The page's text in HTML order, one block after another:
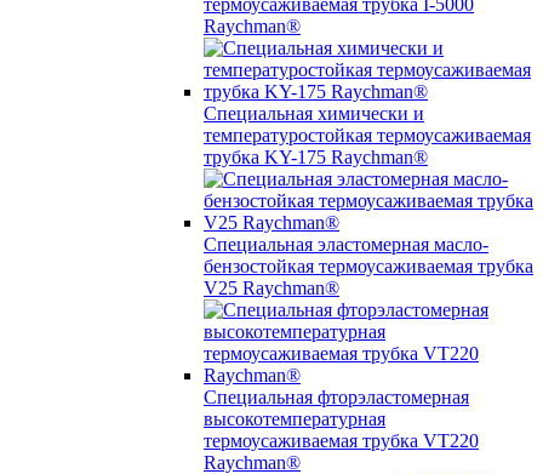
термоусаживаемая трубка I-5000
Raychman®
Специальная химически и
температуростойкая термоусаживаемая
трубка KY-175 Raychman®
Специальная эластомерная масло-
бензостойкая термоусаживаемая трубка
V25 Raychman®
Специальная фторэластомерная
высокотемпературная
термоусаживаемая трубка VT220
Raychman®